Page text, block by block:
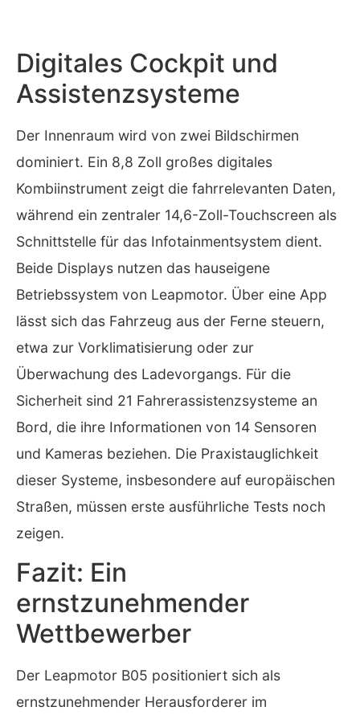
Digitales Cockpit und
Assistenzsysteme
Der Innenraum wird von zwei Bildschirmen
dominiert. Ein 8,8 Zoll großes digitales
Kombiinstrument zeigt die fahrrelevanten Daten,
während ein zentraler 14,6-Zoll-Touchscreen als
Schnittstelle für das Infotainmentsystem dient.
Beide Displays nutzen das hauseigene
Betriebssystem von Leapmotor. Über eine App
lässt sich das Fahrzeug aus der Ferne steuern,
etwa zur Vorklimatisierung oder zur
Überwachung des Ladevorgangs. Für die
Sicherheit sind 21 Fahrerassistenzsysteme an
Bord, die ihre Informationen von 14 Sensoren
und Kameras beziehen. Die Praxistauglichkeit
dieser Systeme, insbesondere auf europäischen
Straßen, müssen erste ausführliche Tests noch
zeigen.
Fazit: Ein
ernstzunehmender
Wettbewerber
Der Leapmotor B05 positioniert sich als
ernstzunehmender Herausforderer im